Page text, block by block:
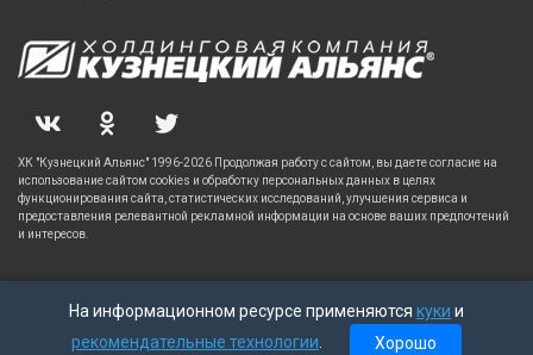
На информационном ресурсе применяются куки и
рекомендательные технологии. Хорошо
ХК "Кузнецкий Альянс" 1996-2026 Продолжая работу с сайтом, вы даете согласие на
использование сайтом cookies и обработку персональных данных в целях
функционирования сайта, статистических исследований, улучшения сервиса и
предоставления релевантной рекламной информации на основе ваших предпочтений
и интересов.